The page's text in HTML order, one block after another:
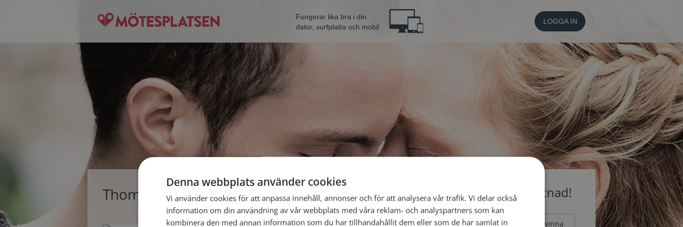
Fungerar lika bra i din
dator, surfplatta och mobil
LOGGA IN
Thomas, singelman från Surahammar Bli medlem utan kostnad!
Jag är en: Man Kvinna
Denna webbplats använder cookies
Vi använder cookies för att anpassa innehåll, annonser och för att analysera vår trafik. Vi delar också
information om din användning av vår webbplats med våra reklam- och analyspartners som kan
kombinera den med annan information som du har tillhandahållit dem eller som de har samlat in